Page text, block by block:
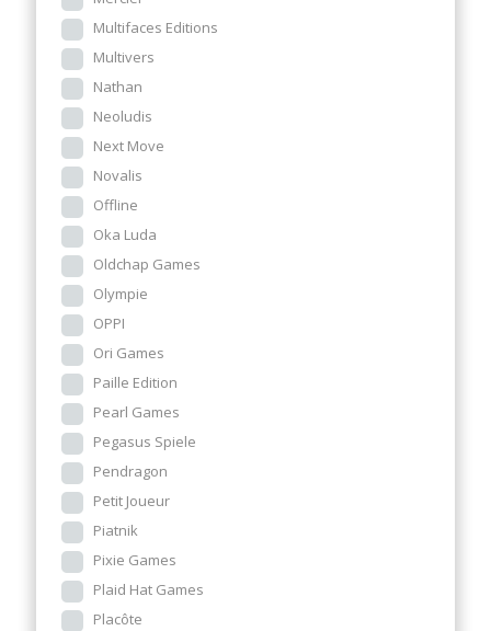
Multifaces Editions
Multivers
Nathan
Neoludis
Next Move
Novalis
Offline
Oka Luda
Oldchap Games
Olympie
OPPI
Ori Games
Paille Edition
Pearl Games
Pegasus Spiele
Pendragon
Petit Joueur
Piatnik
Pixie Games
Plaid Hat Games
Placôte